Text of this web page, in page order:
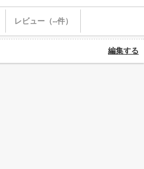
レビュー（--件）
編集する